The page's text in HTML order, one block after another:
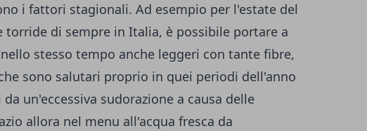
i fattori stagionali. Ad esempio per l'estate del
torride di sempre in Italia, è possibile portare a
stesso tempo anche leggeri con tante fibre,
sono salutari proprio in quei periodi dell'anno
un'eccessiva sudorazione a causa delle
allora nel menu all'acqua fresca da